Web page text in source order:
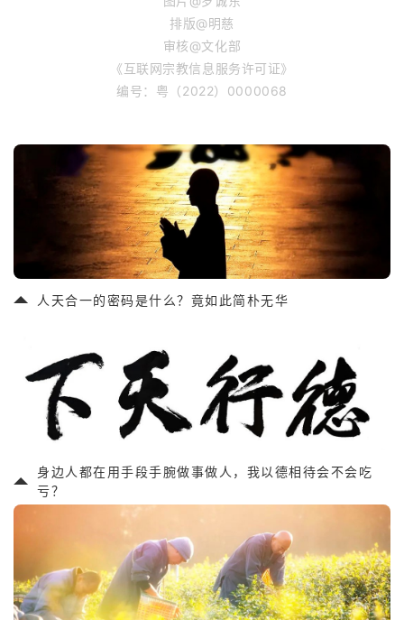
排版@明慈
审核@文化部
《互联网宗教信息服务许可证》
编号：粤（2022）0000068
人天合一的密码是什么？竟如此简朴无华
身边人都在用手段手腕做事做人，我以德相待会不会吃
亏？